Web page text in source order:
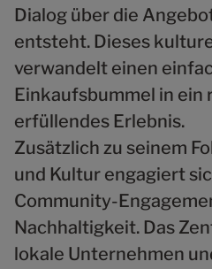
Dialog über die
entsteht. Dieses
verwandelt einen
Einkaufsbummel in ein
erfüllendes Erlebnis.
Zusätzlich zu seinem
und Kultur engagiert
Community-
Nachhaltigkeit. Das
lokale Unternehmen